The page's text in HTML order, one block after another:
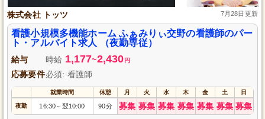
株式会社 トッツ 7月28日更新
看護小規模多機能ホーム ふぁみりぃ交野の看護師のパー
ト・アルバイト求人 （夜勤専従）
給与 時給 1,177~2,430 円
応募要件必須: 看護師
就業時間 休憩 月 火 水 木 金 土 日
夜勤 16:30～ 翌10:00 90分 募集 募集 募集 募集 募集 募集 募集